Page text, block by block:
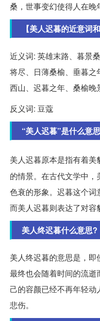
桑，世事变幻使得人在晚
【美人迟暮的近意词
近义词: 英雄末路、暮景
将尽、日薄桑榆、垂暮
西山、迟暮之年、桑榆晚
反义词: 豆蔻
“美人迟暮”是什么意
美人迟暮原本是指有着美
的情景。在古代文学中
色衰的形象。迟暮这个词
而美人迟暮则表达了对容
美人终迟暮什么意思?
美人终迟暮的意思是，即
最终也会随着时间的流
己的容颜已经不再年轻
悲伤。